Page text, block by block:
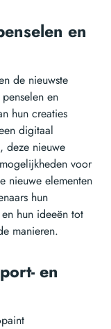
en
de nieuwste
en
hun creaties
digitaal
deze nieuwe
voor
nieuwe elementen
hun
hun ideeën tot
manieren.
en